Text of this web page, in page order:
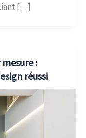
[…]
:
réussi